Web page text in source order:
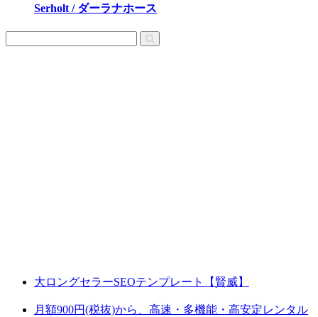
Serholt / ダーラナホース
大ロングセラーSEOテンプレート【賢威】
月額900円(税抜)から、高速・多機能・高安定レンタル